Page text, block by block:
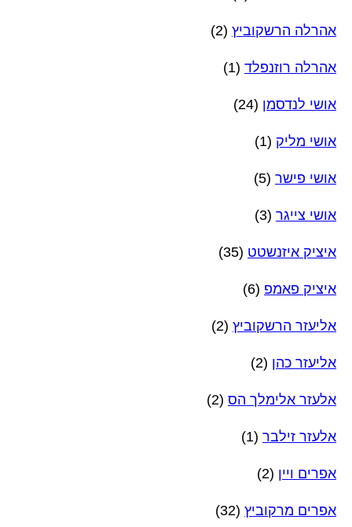
אהרלה הרשקוביץ (2)
אהרלה רוזנפלד (1)
אושי לנדסמן (24)
אושי מליק (1)
אושי פישר (5)
אושי צייגר (3)
איציק איזנשטט (35)
איציק פאמפ (6)
אליעזר הרשקוביץ (2)
אליעזר כהן (2)
אלעזר אלימלך הס (2)
אלעזר זילבר (1)
אפרים ויין (2)
אפרים מרקוביץ (32)